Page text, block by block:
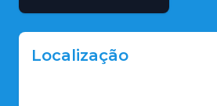
Localização